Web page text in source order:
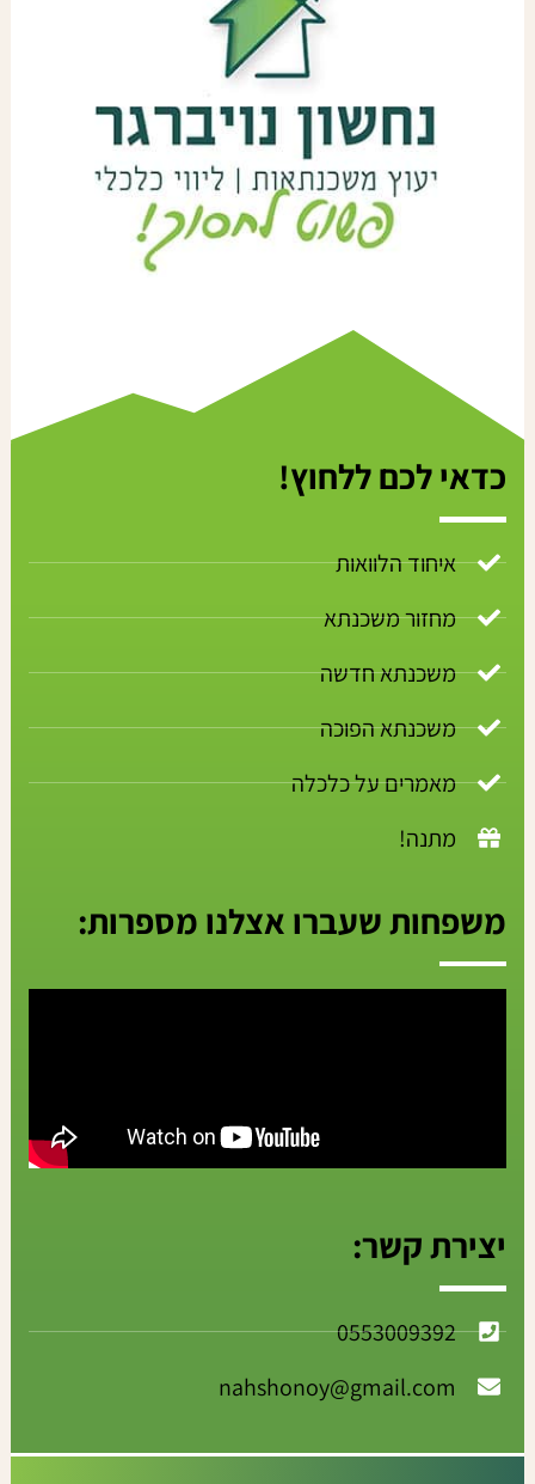
כדאי לכם ללחוץ!
איחוד הלוואות
מחזור משכנתא
משכנתא חדשה
משכנתא הפוכה
מאמרים על כלכלה
מתנה!
משפחות שעברו אצלנו מספרות:
יצירת קשר:
0553009392
nahshonoy@gmail.com